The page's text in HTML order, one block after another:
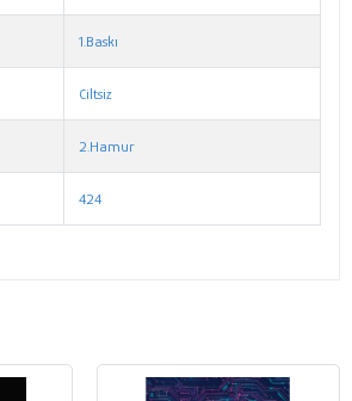
1.Baskı
Ciltsiz
2.Hamur
424